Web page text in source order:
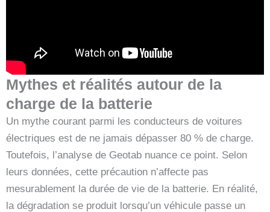
Mythes et réalités autour de la
charge de la batterie
Un mythe courant parmi les conducteurs de voitures
électriques est de ne jamais dépasser 80 % de charge.
Toutefois, l’analyse de Geotab nuance ce point. Selon
leurs données, cette précaution n’affecte pas
mesurablement la durée de vie de la batterie. En réalité,
la dégradation se produit lorsqu’un véhicule passe un